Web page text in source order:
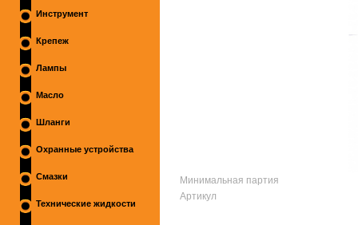
Инструмент
Крепеж
Лампы
Масло
Шланги
Охранные устройства
Смазки
Технические жидкости
Минимальная партия
Артикул